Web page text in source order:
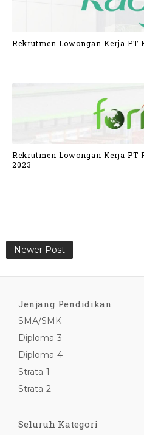
Rekrutmen Lowongan Kerja PT
Rekrutmen Lowongan Kerja PT
2023
Newer Post
Jenjang Pendidikan
SMA/SMK
Diploma-3
Diploma-4
Strata-1
Strata-2
Seluruh Kategori